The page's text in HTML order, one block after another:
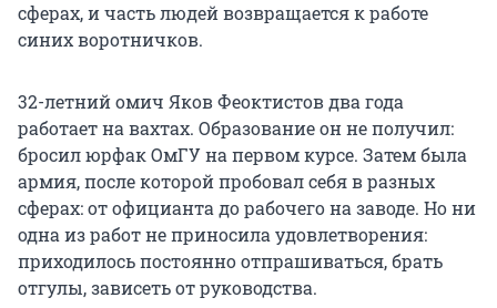
сферах, и часть людей возвращается к работе
синих воротничков.
32-летний омич Яков Феоктистов два года
работает на вахтах. Образование он не получил:
бросил юрфак ОмГУ на первом курсе. Затем была
армия, после которой пробовал себя в разных
сферах: от официанта до рабочего на заводе. Но ни
одна из работ не приносила удовлетворения:
приходилось постоянно отпрашиваться, брать
отгулы, зависеть от руководства.